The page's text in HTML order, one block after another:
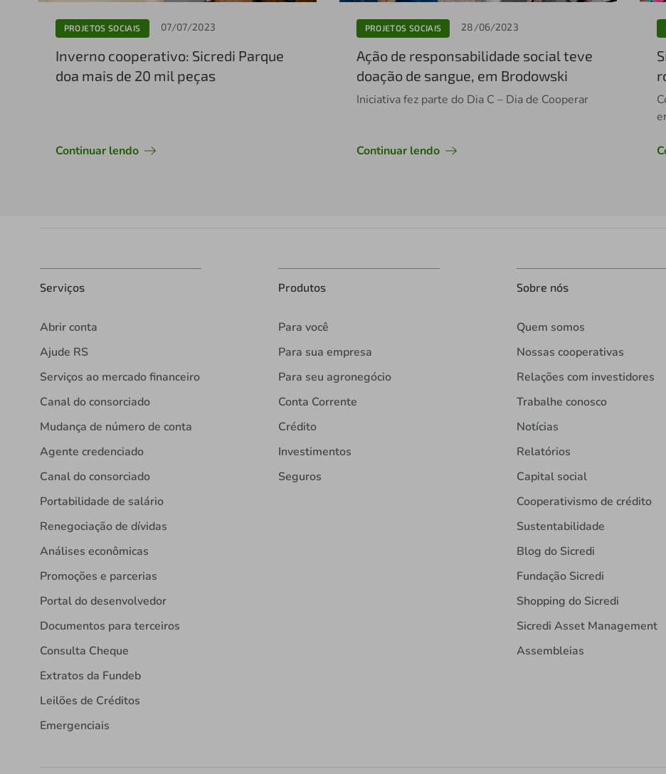
PROJETOS SOCIAIS 07/07/2023
Inverno cooperativo: Sicredi Parque
doa mais de 20 mil peças
Continuar lendo
PROJETOS SOCIAIS 28/06/2023
Ação de responsabilidade social teve
doação de sangue, em Brodowski
Iniciativa fez parte do Dia C – Dia de Cooperar
Continuar lendo
Serviços
Abrir conta
Ajude RS
Serviços ao mercado financeiro
Canal do consorciado
Mudança de número de conta
Agente credenciado
Canal do consorciado
Portabilidade de salário
Renegociação de dívidas
Análises econômicas
Promoções e parcerias
Portal do desenvolvedor
Documentos para terceiros
Consulta Cheque
Extratos da Fundeb
Leilões de Créditos
Emergenciais
Produtos
Para você
Para sua empresa
Para seu agronegócio
Conta Corrente
Crédito
Investimentos
Seguros
Sobre nós
Quem somos
Nossas cooperativas
Relações com investidores
Trabalhe conosco
Notícias
Relatórios
Capital social
Cooperativismo de crédito
Sustentabilidade
Blog do Sicredi
Fundação Sicredi
Shopping do Sicredi
Sicredi Asset Management
Assembleias